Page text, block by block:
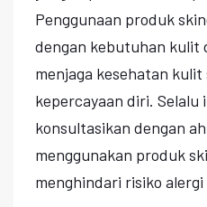
Penggunaan produk
dengan kebutuhan kulit
menjaga kesehatan
kepercayaan diri. Selalu
konsultasikan dengan
menggunakan produk
menghindari risiko